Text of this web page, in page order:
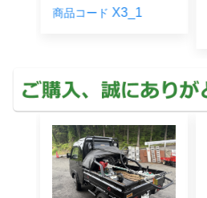
商品コード X3_1